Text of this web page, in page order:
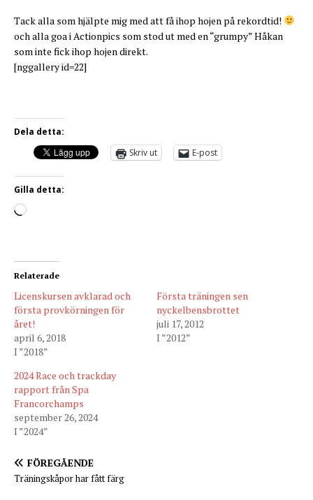
Tack alla som hjälpte mig med att få ihop hojen på rekordtid!
och alla goa i Actionpics som stod ut med en “grumpy” Håkan
som inte fick ihop hojen direkt.
[nggallery id=22]
Dela detta:
Skriv ut
E-post
Gilla detta:
Relaterade
Licenskursen avklarad och
första provkörningen för
året!
april 6, 2018
I ”2018”
Första träningen sen
nyckelbensbrottet
juli 17, 2012
I ”2012”
2024 Race och trackday
rapport från Spa
Francorchamps
september 26, 2024
I ”2024”
FÖREGÅENDE
Träningskåpor har fått färg